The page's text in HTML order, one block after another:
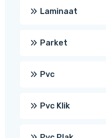
Laminaat
Parket
Pvc
Pvc Klik